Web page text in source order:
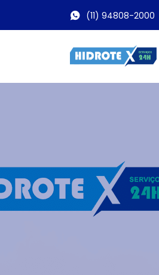
(11) 94808-2000